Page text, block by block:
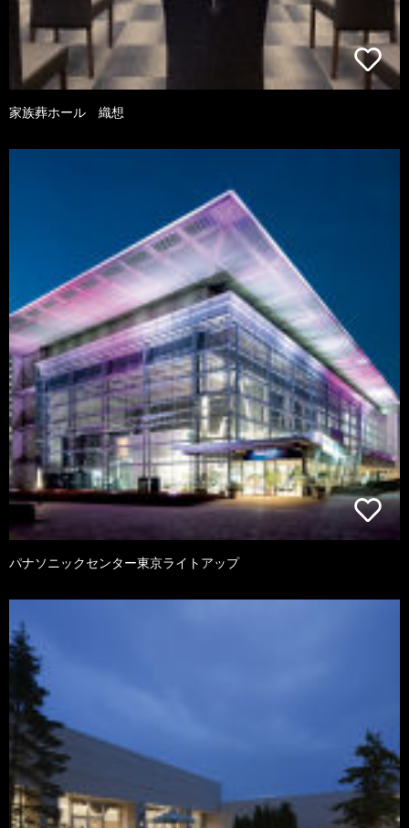
家族葬ホール 織想
パナソニックセンター東京ライトアップ